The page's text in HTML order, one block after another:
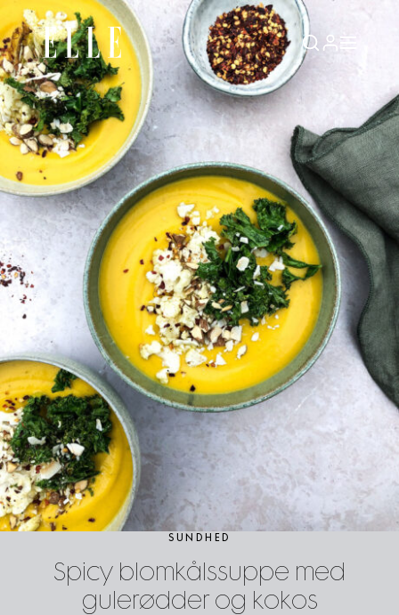
SUNDHED
Spicy blomkålssuppe med
gulerødder og kokos